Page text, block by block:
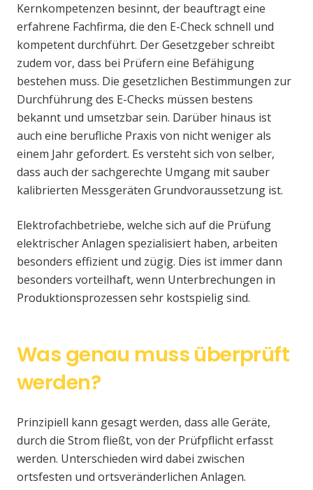
Kernkompetenzen besinnt, der beauftragt eine
erfahrene Fachfirma, die den E-Check schnell und
kompetent durchführt. Der Gesetzgeber schreibt
zudem vor, dass bei Prüfern eine Befähigung
bestehen muss. Die gesetzlichen Bestimmungen zur
Durchführung des E-Checks müssen bestens
bekannt und umsetzbar sein. Darüber hinaus ist
auch eine berufliche Praxis von nicht weniger als
einem Jahr gefordert. Es versteht sich von selber,
dass auch der sachgerechte Umgang mit sauber
kalibrierten Messgeräten Grundvoraussetzung ist.
Elektrofachbetriebe, welche sich auf die Prüfung
elektrischer Anlagen spezialisiert haben, arbeiten
besonders effizient und zügig. Dies ist immer dann
besonders vorteilhaft, wenn Unterbrechungen in
Produktionsprozessen sehr kostspielig sind.
Was genau muss überprüft
werden?
Prinzipiell kann gesagt werden, dass alle Geräte,
durch die Strom fließt, von der Prüfpflicht erfasst
werden. Unterschieden wird dabei zwischen
ortsfesten und ortsveränderlichen Anlagen.